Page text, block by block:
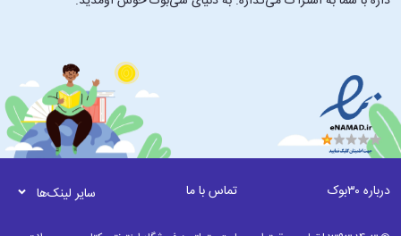
درباره ۳۰بوک تماس با ما سایر لینک‌ها